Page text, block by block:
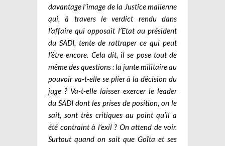
davantage l’image de la Justice malienne
qui, à travers le verdict rendu dans
l’affaire qui opposait l’Etat au président
du SADI, tente de rattraper ce qui peut
l’être encore. Cela dit, il se pose tout de
même des questions : la junte militaire au
pouvoir va-t-elle se plier à la décision du
juge ? Va-t-elle laisser exercer le leader
du SADI dont les prises de position, on le
sait, sont très critiques au point qu’il a
été contraint à l’exil ? On attend de voir.
Surtout quand on sait que Goïta et ses